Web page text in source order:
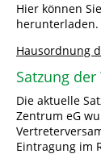
Hier können
herunterladen.
Hausordnung
Satzung
Die aktuelle
Zentrum eG
Eintragung im